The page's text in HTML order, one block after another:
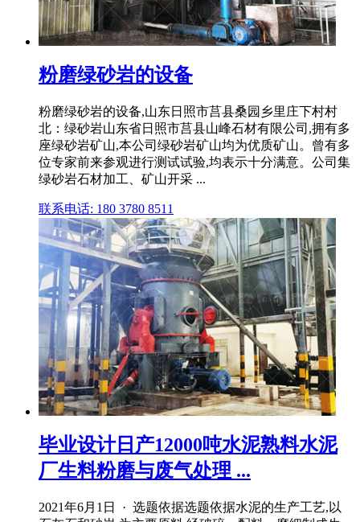
粉磨绿砂岩的设备
粉磨绿砂岩的设备,山东日照市莒县桑园乡里庄下村村
北：绿砂岩山东省日照市莒县山峰石材有限公司,拥有多
座绿砂岩矿山,本公司绿砂岩矿山均为优质矿山。曾有多
位专家前来参观进行测试试验,均表示十分满意。公司集
绿砂岩石材加工、矿山开采 ...
联系电话: 180 3780 8511
毕业设计日产12000吨水泥熟料水泥
厂生料粉磨与废气处理 ...
2021年6月1日 · 选题依据选题依据水泥的生产工艺,以